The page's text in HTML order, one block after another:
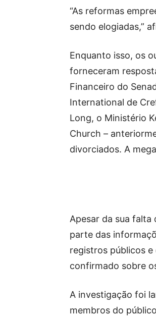
“As reformas
sendo elogiadas,”
Enquanto isso, os
forneceram
Financeiro do
International de
Long, o Ministério
Church –
divorciados. A
Apesar da sua falta
parte das
registros públicos
confirmado sobre
A investigação foi
membros do